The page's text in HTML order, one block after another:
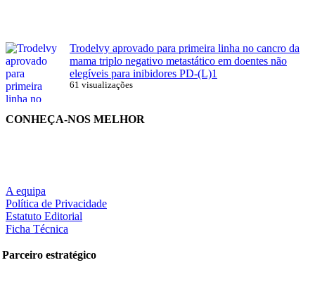
Trodelvy aprovado para primeira linha no cancro da
mama triplo negativo metastático em doentes não
elegíveis para inibidores PD-(L)1
61 visualizações
CONHEÇA-NOS MELHOR
A equipa
Política de Privacidade
Estatuto Editorial
Ficha Técnica
Parceiro estratégico